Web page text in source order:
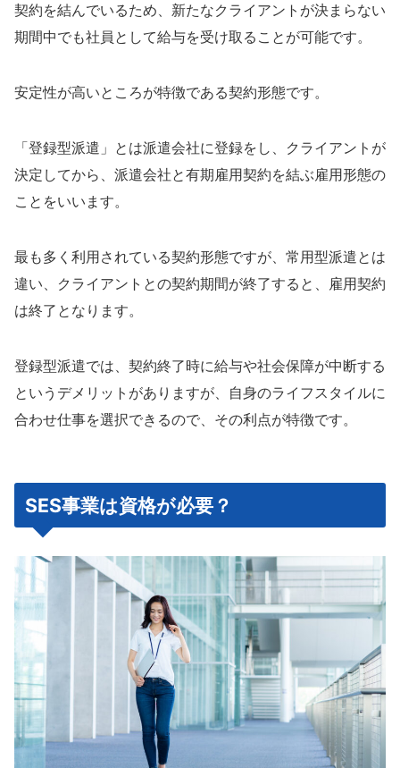
契約を結んでいるため、新たなクライアントが決まらない
期間中でも社員として給与を受け取ることが可能です。
安定性が高いところが特徴である契約形態です。
「登録型派遣」とは派遣会社に登録をし、クライアントが
決定してから、派遣会社と有期雇用契約を結ぶ雇用形態の
ことをいいます。
最も多く利用されている契約形態ですが、常用型派遣とは
違い、クライアントとの契約期間が終了すると、雇用契約
は終了となります。
登録型派遣では、契約終了時に給与や社会保障が中断する
というデメリットがありますが、自身のライフスタイルに
合わせ仕事を選択できるので、その利点が特徴です。
SES事業は資格が必要？